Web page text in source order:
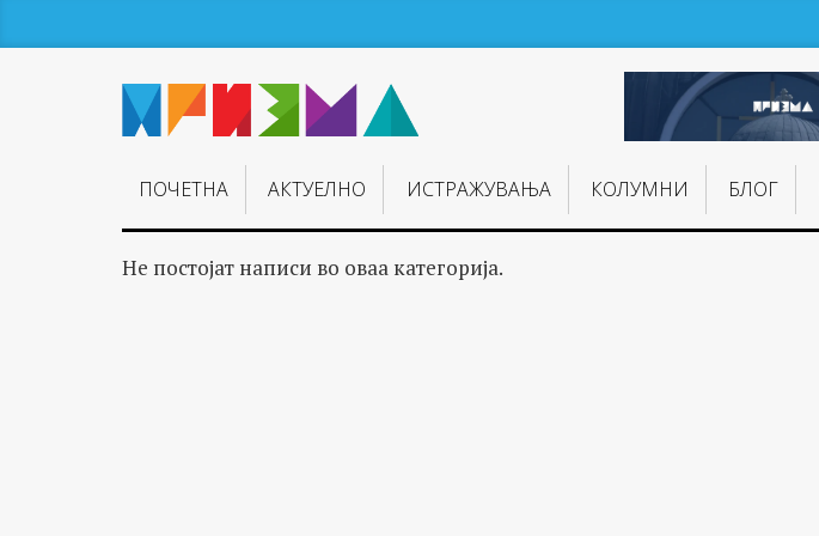
ПОЧЕТНА АКТУЕЛНО ИСТРАЖУВАЊA КОЛУМНИ БЛОГ
Не постојат написи во оваа категорија.